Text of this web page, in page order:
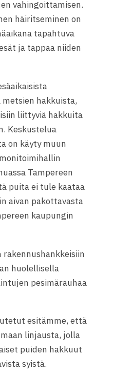
vahingoittamisen.
häiritseminen on
tapahtuva
ja tappaa niiden
hakkuista,
liittyviä hakkuita
Keskustelua
on käyty muun
Tampereen
puita ei tule kaataa
aivan pakottavasta
kaupungin
rakennushankkeisiin
huolellisella
pesimärauhaa
esitämme, että
linjausta, jolla
puiden hakkuut
syistä.